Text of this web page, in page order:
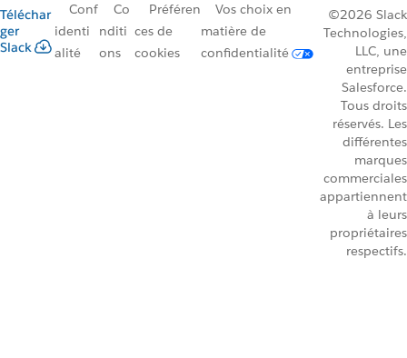
Téléchar
ger
Slack
Conf
identi
alité
Co
nditi
ons
Préféren
ces de
cookies
Vos choix en
matière de
confidentialité
©2026 Slack
Technologies,
LLC, une
entreprise
Salesforce.
Tous droits
réservés. Les
différentes
marques
commerciales
appartiennent
à leurs
propriétaires
respectifs.